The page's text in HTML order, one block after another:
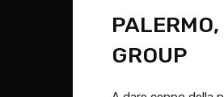
GROUP